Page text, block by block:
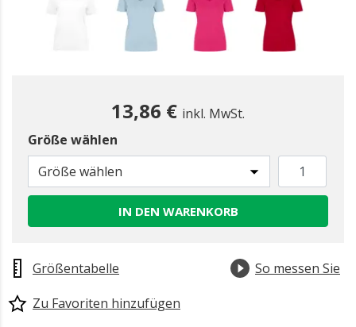
13,86 € inkl. MwSt.
Größe wählen
Größe wählen
IN DEN WARENKORB
Größentabelle
So messen Sie
Zu Favoriten hinzufügen